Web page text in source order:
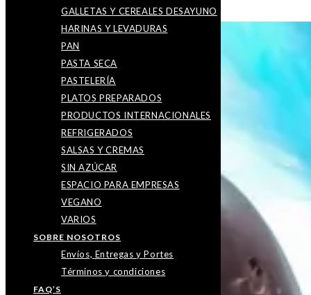
GALLETAS Y CEREALES DESAYUNO
HARINAS Y LEVADURAS
PAN
PASTA SECA
PASTELERÍA
PLATOS PREPARADOS
PRODUCTOS INTERNACIONALES
REFRIGERADOS
SALSAS Y CREMAS
SIN AZÚCAR
ESPACIO PARA EMPRESAS
VEGANO
VARIOS
SOBRE NOSOTROS
Envíos, Entregas y Portes
Términos y condiciones
FAQ’S
Producto anterior